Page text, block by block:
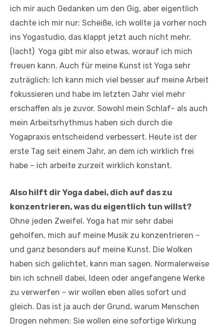
ich mir auch Gedanken um den Gig, aber eigentlich
dachte ich mir nur: Scheiße, ich wollte ja vorher noch
ins Yogastudio, das klappt jetzt auch nicht mehr.
(lacht) Yoga gibt mir also etwas, worauf ich mich
freuen kann. Auch für meine Kunst ist Yoga sehr
zuträglich: Ich kann mich viel besser auf meine Arbeit
fokussieren und habe im letzten Jahr viel mehr
erschaffen als je zuvor. Sowohl mein Schlaf- als auch
mein Arbeitsrhythmus haben sich durch die
Yogapraxis entscheidend verbessert. Heute ist der
erste Tag seit einem Jahr, an dem ich wirklich frei
habe – ich arbeite zurzeit wirklich konstant.
Also hilft dir Yoga dabei, dich auf das zu
konzentrieren, was du eigentlich tun willst?
Ohne jeden Zweifel. Yoga hat mir sehr dabei
geholfen, mich auf meine Musik zu konzentrieren –
und ganz besonders auf meine Kunst. Die Wolken
haben sich gelichtet, kann man sagen. Normalerweise
bin ich schnell dabei, Ideen oder angefangene Werke
zu verwerfen – wir wollen eben alles sofort und
gleich. Das ist ja auch der Grund, warum Menschen
Drogen nehmen: Sie wollen eine sofortige Wirkung